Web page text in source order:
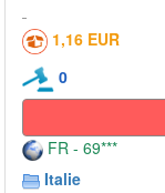
1,16 EUR
0
FR - 69***
Italie